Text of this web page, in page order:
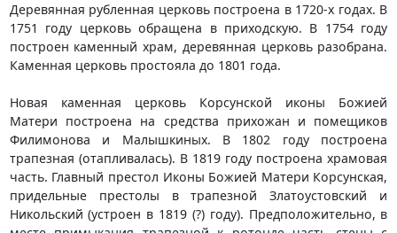
Деревянная рубленная церковь построена в 1720-х годах. В
1751 году церковь обращена в приходскую. В 1754 году
построен каменный храм, деревянная церковь разобрана.
Каменная церковь простояла до 1801 года.
Новая каменная церковь Корсунской иконы Божией
Матери построена на средства прихожан и помещиков
Филимонова и Малышкиных. В 1802 году построена
трапезная (отапливалась). В 1819 году построена храмовая
часть. Главный престол Иконы Божией Матери Корсунская,
придельные престолы в трапезной Златоустовский и
Никольский (устроен в 1819 (?) году). Предположительно, в